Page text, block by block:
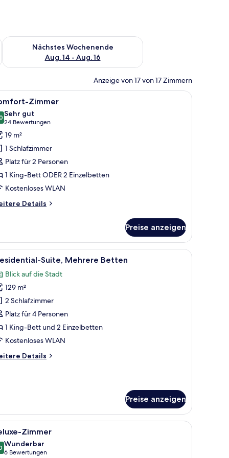
Aug. 7 - Aug. 9.
Nächstes Wochenende
Aug. 14 - Aug. 16
Überprüfe die Verfügbarkeit für nächstes Wochenende, Aug.
Anzeige von 17 von 17 Zimmern
einem Spiegel mit Beleuchtung und einem Kleiderständer.
großen Bett, Blick auf die Stadt und einem einzigartigen Kopfteil mit
Ein modernes Hotelzimmer mit einem
7 Zimmer
von 10
Sehr gut
24 Bewertungen
(24
Bewertungen)
19 m²
1 Schlafzimmer
Platz für 2 Personen
1 King-Bett ODER 2 Einzelbetten
Kostenloses WLAN
Details
Preise anzeigen
Verdunkelungsvorhänge Schreibtisch, laptopgeeigneter Arbeitsplatz,
11 Suite, Mehrere Betten
Blick auf die Stadt
129 m²
2 Schlafzimmer
Platz für 4 Personen
1 King-Bett und 2 Einzelbetten
Kostenloses WLAN
Details
Preise anzeigen
Verdunkelungsvorhänge Schreibtisch, laptopgeeigneter Arbeitsplatz,
9 Zimmer
von 10
Wunderbar
6 Bewertungen
(6